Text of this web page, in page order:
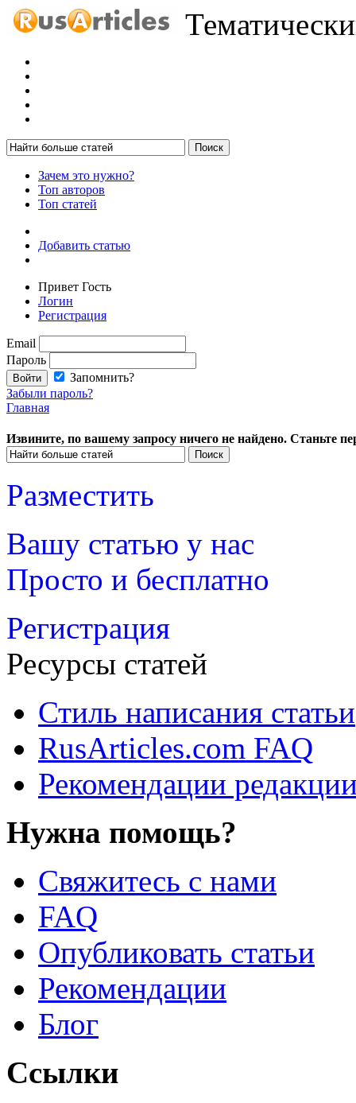
Зачем это нужно?
Топ авторов
Топ статей
Добавить статью
Привет Гость
Логин
Регистрация
Email
Пароль
Запомнить?
Забыли пароль?
Главная
Извините, по вашему запросу ничего не найдено. Станьте
Разместить
Вашу статью у нас
Просто и бесплатно
Регистрация
Ресурсы статей
Стиль написания статьи
RusArticles.com FAQ
Рекомендации
Нужна помощь?
Свяжитесь с нами
FAQ
Опубликовать статьи
Рекомендации
Блог
Ссылки